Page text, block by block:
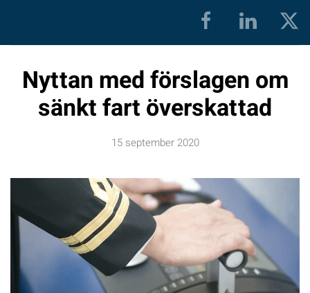
Nyttan med förslagen om
sänkt fart överskattad
15 september 2020